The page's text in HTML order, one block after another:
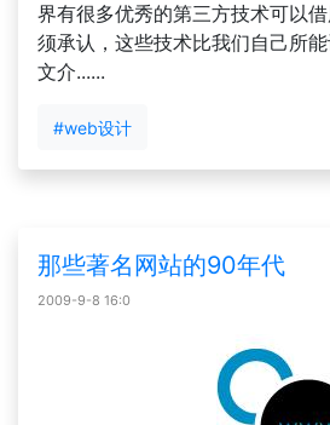
界有很多优秀的第三方技术可以
须承认，这些技术比我们自己所
文介......
#web设计
那些著名网站的90年代
2009-9-8 16:0